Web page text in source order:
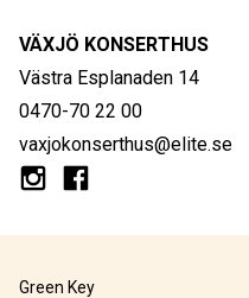
VÄXJÖ KONSERTHUS
Västra Esplanaden 14
0470-70 22 00
vaxjokonserthus@elite.se
Green Key